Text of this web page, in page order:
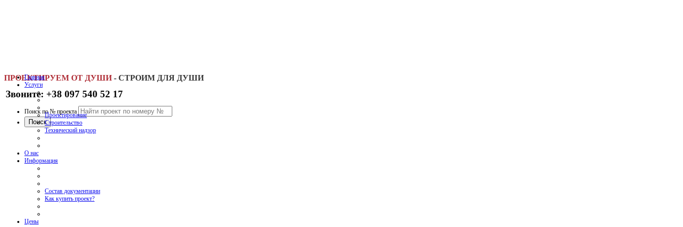
ПРОЕКТИРУЕМ ОТ ДУШИ - СТРОИМ ДЛЯ ДУШИ
Звоните: +38 097 540 52 17
Поиск по № проекта
Главная
Услуги
Проектирование
Строительство
Технический надзор
О нас
Информация
Состав документации
Как купить проект?
Цены